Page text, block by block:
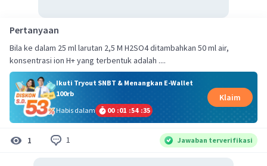
Pertanyaan
Bila ke dalam 25 ml larutan 2,5 M H2SO4 ditambahkan 50 ml air,
konsentrasi ion H+ yang terbentuk adalah ....
Ikuti Tryout SNBT & Menangkan E-Wallet
100rb
Habis dalam
00 :01 :54 :34
Klaim
1 1 Jawaban terverifikasi